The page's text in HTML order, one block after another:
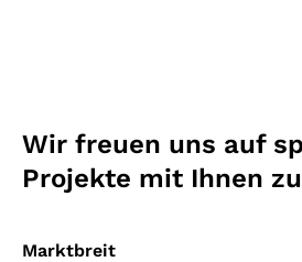
Wir freuen uns auf
Projekte mit Ihnen
Marktbreit